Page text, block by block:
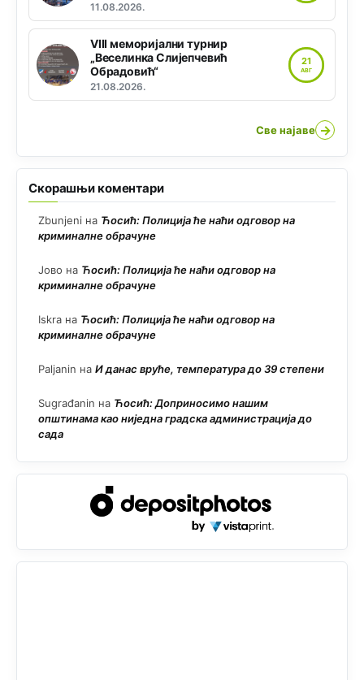
11.08.2026.
VIII меморијални турнир
„Веселинка Слијепчевић
Обрадовић“
21.08.2026.
21
АВГ
Све најаве →
Скорашњи коментари
Zbunjeni на Ћосић: Полиција ће наћи одговор на
криминалне обрачуне
Јово на Ћосић: Полиција ће наћи одговор на
криминалне обрачуне
Iskra на Ћосић: Полиција ће наћи одговор на
криминалне обрачуне
Paljanin на И данас вруће, температура до 39 степени
Sugrađanin на Ћосић: Доприносимо нашим
општинама као ниједна градска администрација до
сада